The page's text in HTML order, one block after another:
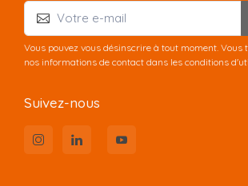
Vous pouvez vous désinscrire à tout moment. Vous
nos informations de contact dans les conditions
Suivez-nous